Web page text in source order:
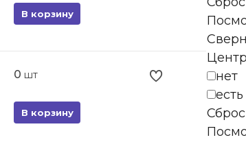
В корзину
0 шт
В корзину
нет
есть
Сброс